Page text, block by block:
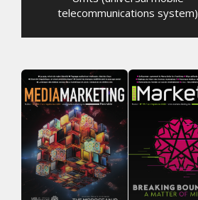
telecommunications system)